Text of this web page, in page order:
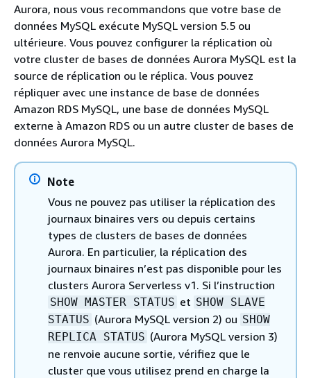
Aurora, nous vous recommandons que votre base de
données MySQL exécute MySQL version 5.5 ou
ultérieure. Vous pouvez configurer la réplication où
votre cluster de bases de données Aurora MySQL est la
source de réplication ou le réplica. Vous pouvez
répliquer avec une instance de base de données
Amazon RDS MySQL, une base de données MySQL
externe à Amazon RDS ou un autre cluster de bases de
données Aurora MySQL.
Note
Vous ne pouvez pas utiliser la réplication des
journaux binaires vers ou depuis certains
types de clusters de bases de données
Aurora. En particulier, la réplication des
journaux binaires n’est pas disponible pour les
clusters Aurora Serverless v1. Si l’instruction
SHOW MASTER STATUS et SHOW SLAVE
STATUS (Aurora MySQL version 2) ou SHOW
REPLICA STATUS (Aurora MySQL version 3)
ne renvoie aucune sortie, vérifiez que le
cluster que vous utilisez prend en charge la